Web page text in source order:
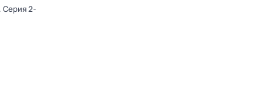
Серия 2-